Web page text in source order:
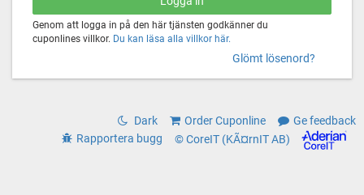
Genom att logga in på den här tjänsten godkänner du
cuponlines villkor. Du kan läsa alla villkor här.
Glömt lösenord?
Dark Order Cuponline
Ge feedback
Rapportera bugg
© CoreIT (KÃ¤rnIT AB)